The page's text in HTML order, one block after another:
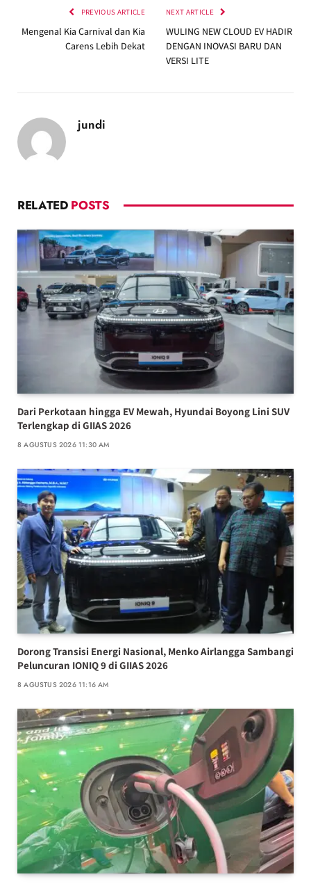
PREVIOUS ARTICLE
Mengenal Kia Carnival dan Kia
Carens Lebih Dekat
NEXT ARTICLE
WULING NEW CLOUD EV HADIR
DENGAN INOVASI BARU DAN
VERSI LITE
jundi
RELATED POSTS
Dari Perkotaan hingga EV Mewah, Hyundai Boyong Lini SUV
Terlengkap di GIIAS 2026
8 AGUSTUS 2026 11:30 AM
Dorong Transisi Energi Nasional, Menko Airlangga Sambangi
Peluncuran IONIQ 9 di GIIAS 2026
8 AGUSTUS 2026 11:16 AM